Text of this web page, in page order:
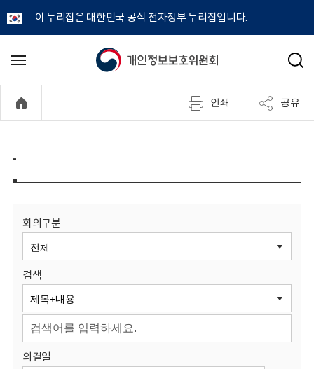
이 누리집은 대한민국 공식 전자정부 누리집입니다.
개
정
보
원
회
메
기
검
인쇄 공유
-
회의구분
검색
의결일